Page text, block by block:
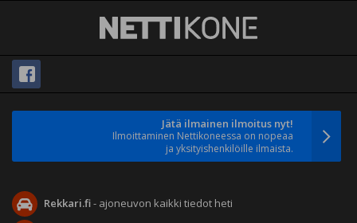
Jätä ilmainen ilmoitus nyt!
Ilmoittaminen Nettikoneessa on nopeaa
ja yksityishenkilöille ilmaista.
Rekkari.fi- ajoneuvon kaikki tiedot heti